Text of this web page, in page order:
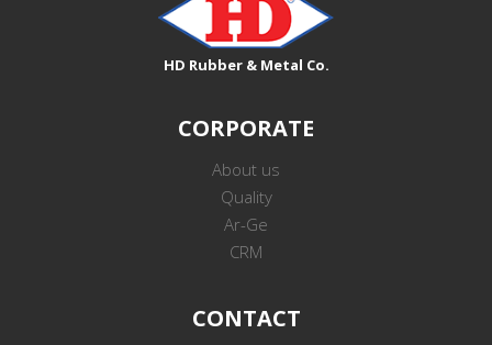
HD Rubber & Metal Co.
CORPORATE
About us
Quality
Ar-Ge
CRM
CONTACT